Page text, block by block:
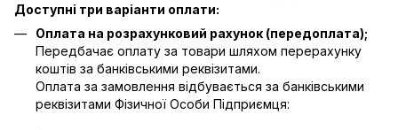
Доступні три варіанти оплати:
Оплата на розрахунковий рахунок (передоплата);
Передбачає оплату за товари шляхом перерахунку
коштів за банківськими реквізитами.
Оплата за замовлення відбувається за банківськими
реквізитами Фізичної Особи Підприємця: